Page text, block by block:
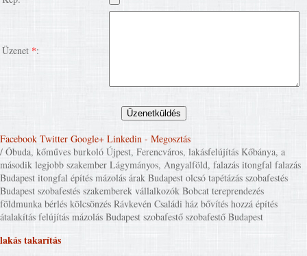
Üzenet *:
Facebook Twitter Google+ Linkedin - Megosztás
/ Óbuda, kőműves burkoló Újpest, Ferencváros, lakásfelújítás Kőbánya, a
második legjobb szakember Lágymányos, Angyalföld, falazás itongfal falazás
Budapest itongfal építés mázolás árak Budapest olcsó tapétázás szobafestés
Budapest szobafestés szakemberek vállalkozók Bobcat tereprendezés
földmunka bérlés kölcsönzés Rávkevén Családi ház bővítés hozzá építés
átalakítás felújítás mázolás Budapest szobafestő szobafestő Budapest
lakás takarítás